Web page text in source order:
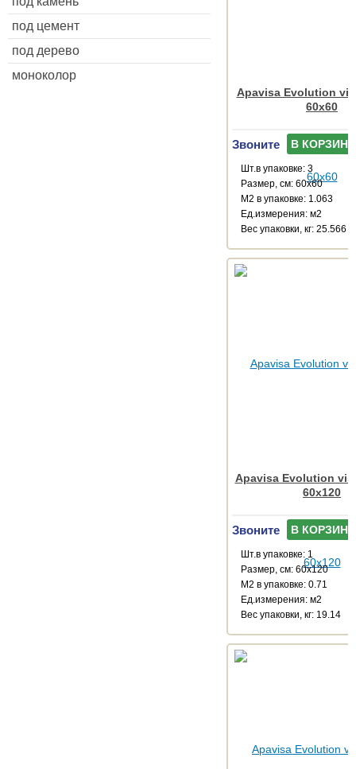
под цемент
под дерево
моноколор
Apavisa Evolution
60x60
Звоните В КОРЗИНУ
Шт.в упаковке: 3
Размер, см: 60x60
М2 в упаковке: 1.063
Ед.измерения: м2
Веc упаковки, кг: 25.566
Apavisa Evolution
60x120
Звоните В КОРЗИНУ
Шт.в упаковке: 1
Размер, см: 60x120
М2 в упаковке: 0.71
Ед.измерения: м2
Веc упаковки, кг: 19.14